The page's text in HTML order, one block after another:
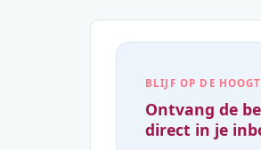
BLIJF OP DE
Ontvang de
direct in je